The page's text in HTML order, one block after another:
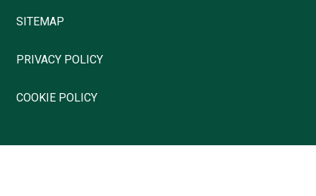
SITEMAP
PRIVACY POLICY
COOKIE POLICY